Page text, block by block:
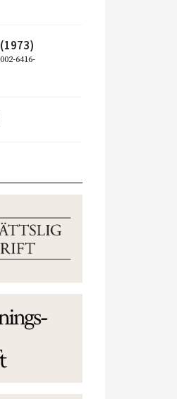
(1973)
6416-